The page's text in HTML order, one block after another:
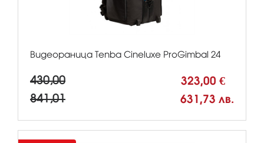
Видеораница Tenba Cineluxe ProGimbal 24
430,00 323,00 €
841,01 631,73 лв.